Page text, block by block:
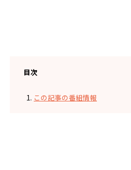
目次
この記事の番組情報